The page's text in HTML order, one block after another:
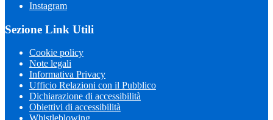
Instagram
Sezione Link Utili
Cookie policy
Note legali
Informativa Privacy
Ufficio Relazioni con il Pubblico
Dichiarazione di accessibilità
Obiettivi di accessibilità